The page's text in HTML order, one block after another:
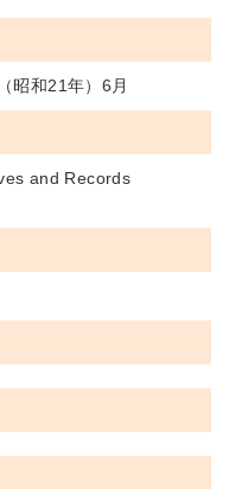
昭和21年）6月
and Records